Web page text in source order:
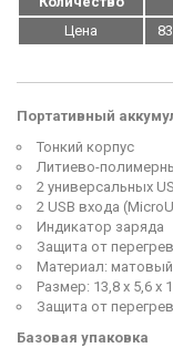
Цена
Портативный
Тонкий корпус
Литиево-
2 универсальных
2 USB входа
Индикатор заряда
Защита от
Материал: матовый
Размер: 13,8 х 5,6 х
Защита от
Базовая упаковка